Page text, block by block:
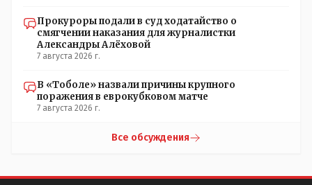
Прокуроры подали в суд ходатайство о
смягчении наказания для журналистки
Александры Алёховой
7 августа 2026 г.
В «Тоболе» назвали причины крупного
поражения в еврокубковом матче
7 августа 2026 г.
Все обсуждения